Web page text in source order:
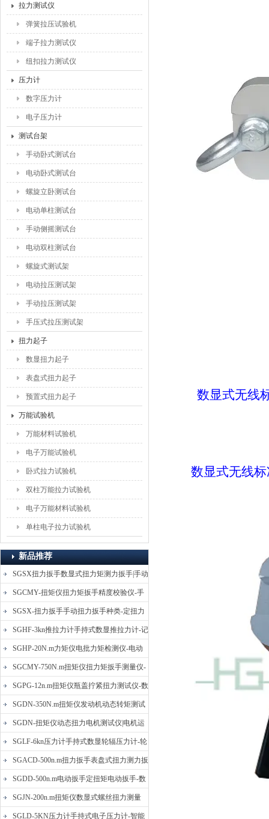
拉力测试仪
弹簧拉压试验机
端子拉力测试仪
纽扣拉力测试仪
压力计
数字压力计
电子压力计
测试台架
手动卧式测试台
电动卧式测试台
螺旋立卧测试台
电动单柱测试台
手动侧摇测试台
电动双柱测试台
螺旋式测试架
电动拉压测试架
手动拉压测试架
手压式拉压测试架
扭力起子
数显扭力起子
表盘式扭力起子
预置式扭力起子
万能试验机
万能材料试验机
电子万能试验机
卧式拉力试验机
双柱万能拉力试验机
电子万能材料试验机
单柱电子拉力试验机
新品推荐
SGSX扭力扳手数显式扭力矩测力扳手|手动
定扭矩检测扳手
SGCMY-扭矩仪扭力矩扳手精度校验仪-手
动扳子扭矩校准仪
SGSX-扭力扳手手动扭力扳手种类-定扭力
矩检测扳手价格
SGHF-3kn推拉力计手持式数显推拉力计-记
忆数据拉压力测力计
SGHP-20N.m力矩仪电批力矩检测仪-电动
螺丝批扭力矩测试仪
SGCMY-750N.m扭矩仪扭力矩扳手测量仪-
校准扳手扭力精度测试仪
SGPG-12n.m扭矩仪瓶盖拧紧扭力测试仪-数
显式瓶盖扭力矩仪
SGDN-350N.m扭矩仪发动机动态转矩测试
仪-动态电机扭矩测量仪
SGDN-扭矩仪动态扭力电机测试仪|电机运
转摩擦力扭矩仪
SGLF-6kn压力计手持式数显轮辐压力计-轮
辐称重压力测力计
SGACD-500n.m扭力扳手表盘式扭力测力扳
手-表盘扭力矩检测扳手
SGDD-500n.m电动扳手定扭矩电动扳手-数
显式电动定扭力矩扳手
SGJN-200n.m扭矩仪数显式螺丝扭力测量
仪-螺栓扭力矩测试仪
SGLD-5KN压力计手持式电子压力计-智能
数显式无线
数显式无线